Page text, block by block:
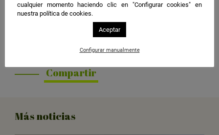
El Grupo de Trabajo II y el Grupo de Trabajo III del IPCC,
se reunirán en marzo y abril de 2014. La Quinta
Evaluación del Informe concluirá con la publicación de
Compartir
Más noticias
cualquier momento haciendo clic en "Configurar cookies" en
nuestra política de cookies.
Aceptar
Configurar manualmente